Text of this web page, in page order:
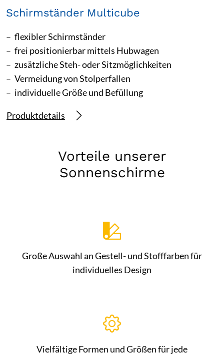
Schirmständer Multicube
flexibler Schirmständer
frei positionierbar mittels Hubwagen
zusätzliche Steh- oder Sitzmöglichkeiten
Vermeidung von Stolperfallen
individuelle Größe und Befüllung
Produktdetails
Vorteile unserer
Sonnenschirme
Große Auswahl an Gestell- und Stofffarben für
individuelles Design
Vielfältige Formen und Größen für jede